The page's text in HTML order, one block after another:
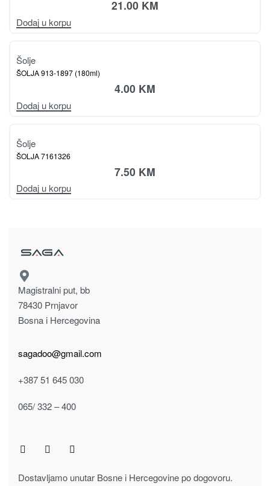
Šolje
ŠOLJA 7161324
7.50 KM
Dodaj u korpu
Dodaj u korpu
Šolje
ŠOLJA 913-1897 (180ml)
Dodaj u korpu